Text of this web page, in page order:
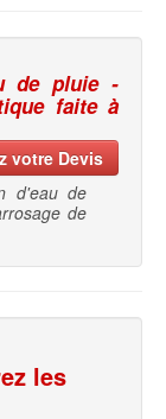
de pluie -
faite à
votre Devis
d'eau de
de
les